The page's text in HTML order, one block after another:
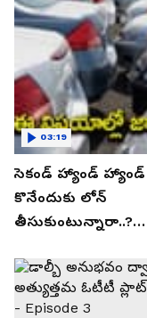
సెకండ్ హ్యాండ్ హ్యాండ్
కొనేందుకు లోన్
తీసుకుంటున్నారా..?
తెలుసుకోండి..!
03:19